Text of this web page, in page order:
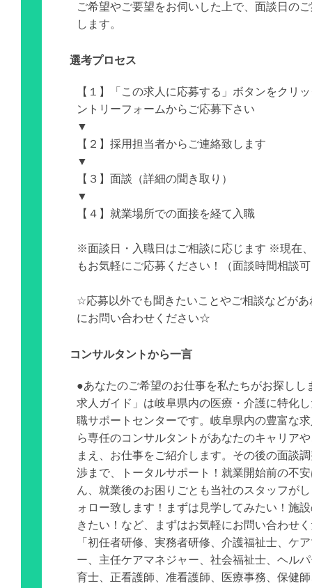
ご希望やご要望をお伺いした上で、面談日の
します。
選考プロセス
【１】「この求人に応募する」ボタンをクリ
ントリーフォームからご応募下さい
▼
【２】採用担当者からご連絡致します
▼
【３】面談（詳細の聞き取り）
▼
【４】就業場所での面接を経て入職
※面談日・入職日はご相談に応じます ※現在
もお気軽にご応募ください！（面談時間相談
☆応募以外でも聞きたいことやご相談などがあ
にお問い合わせください☆
コンサルタントから一言
●あなたのご希望のお仕事を私たちがお探しし
求人ガイド」は岐阜県内の医療・介護に特化
職サポートセンターです。岐阜県内の豊富な
ら専任のコンサルタントがあなたのキャリア
まえ、お仕事をご紹介します。その後の面談
渉まで、トータルサポート！就業開始前の不
ん、就業後のお困りごとも当社のスタッフが
ォロー致します！まずは見学してみたい！施
きたい！など、まずはお気軽にお問い合わせ
「初任者研修、実務者研修、介護福祉士、ケ
ー、主任ケアマネジャー、社会福祉士、ヘル
育士、正看護師、准看護師、医療事務、保健